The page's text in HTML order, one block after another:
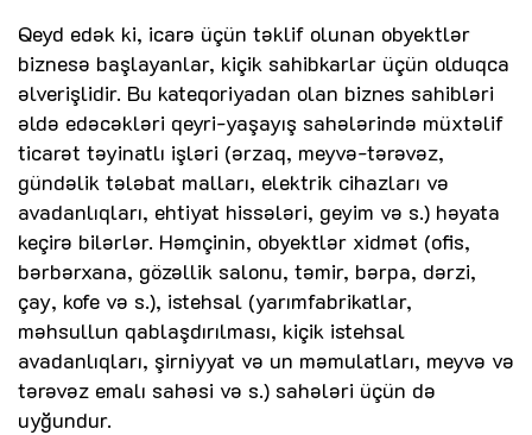
Qeyd edək ki, icarə üçün təklif olunan obyektlər
biznesə başlayanlar, kiçik sahibkarlar üçün olduqca
əlverişlidir. Bu kateqoriyadan olan biznes sahibləri
əldə edəcəkləri qeyri-yaşayış sahələrində müxtəlif
ticarət təyinatlı işləri (ərzaq, meyvə-tərəvəz,
gündəlik tələbat malları, elektrik cihazları və
avadanlıqları, ehtiyat hissələri, geyim və s.) həyata
keçirə bilərlər. Həmçinin, obyektlər xidmət (ofis,
bərbərxana, gözəllik salonu, təmir, bərpa, dərzi,
çay, kofe və s.), istehsal (yarımfabrikatlar,
məhsullun qablaşdırılması, kiçik istehsal
avadanlıqları, şirniyyat və un məmulatları, meyvə və
tərəvəz emalı sahəsi və s.) sahələri üçün də
uyğundur.